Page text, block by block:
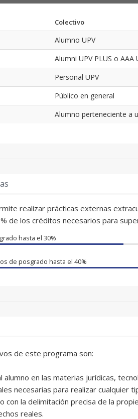
Colectivo
Alumno UPV
Alumni UPV PLUS o AAA
Personal UPV
Público en general
Alumno perteneciente a
realizar prácticas externas
de los créditos necesarios para
hasta el 30%
de posgrado hasta el 40%
de este programa son:
alumno en las materias jurídicas,
necesarias para realizar cualquier
con la delimitación precisa de la
reales.